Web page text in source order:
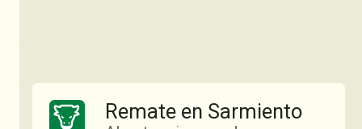
Remate en Sarmiento